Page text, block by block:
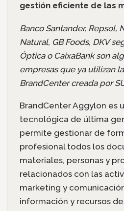
gestión eficiente de las
Banco Santander, Repsol,
Natural, GB Foods, DKV
Óptica o CaixaBank son
empresas que ya utilizan
BrandCenter creada por
BrandCenter Aggylon es
tecnológica de última
permite gestionar de
profesional todos los
materiales, personas y
relacionados con las
marketing y
información y recursos